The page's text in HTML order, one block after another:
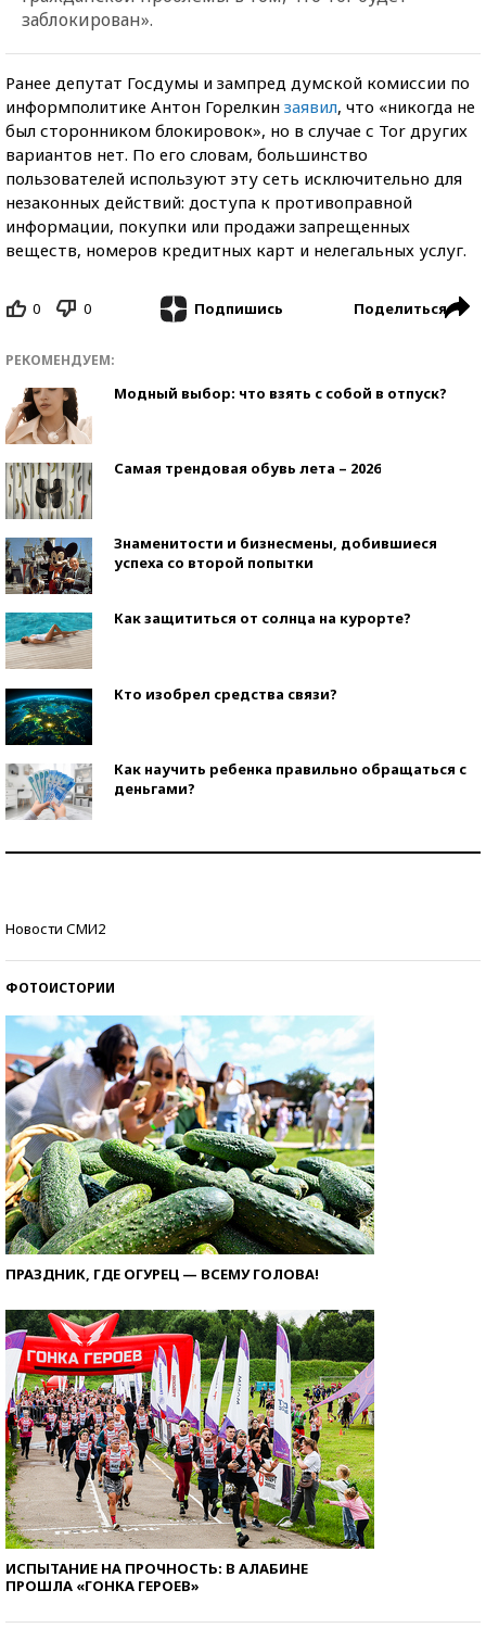
заблокирован».
Ранее депутат Госдумы и зампред думской комиссии по
информполитике Антон Горелкин заявил, что «никогда не
был сторонником блокировок», но в случае с Tor других
вариантов нет. По его словам, большинство
пользователей используют эту сеть исключительно для
незаконных действий: доступа к противоправной
информации, покупки или продажи запрещенных
веществ, номеров кредитных карт и нелегальных услуг.
0 0 Подпишись Поделиться
РЕКОМЕНДУЕМ:
Модный выбор: что взять с собой в отпуск?
Самая трендовая обувь лета – 2026
Знаменитости и бизнесмены, добившиеся
успеха со второй попытки
Как защититься от солнца на курорте?
Кто изобрел средства связи?
Как научить ребенка правильно обращаться с
деньгами?
Новости СМИ2
ФОТОИСТОРИИ
ПРАЗДНИК, ГДЕ ОГУРЕЦ — ВСЕМУ ГОЛОВА!
ИСПЫТАНИЕ НА ПРОЧНОСТЬ: В АЛАБИНЕ
ПРОШЛА «ГОНКА ГЕРОЕВ»